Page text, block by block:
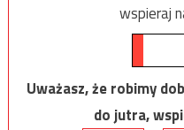
wspieraj
Uważasz, że robimy
do jutra,